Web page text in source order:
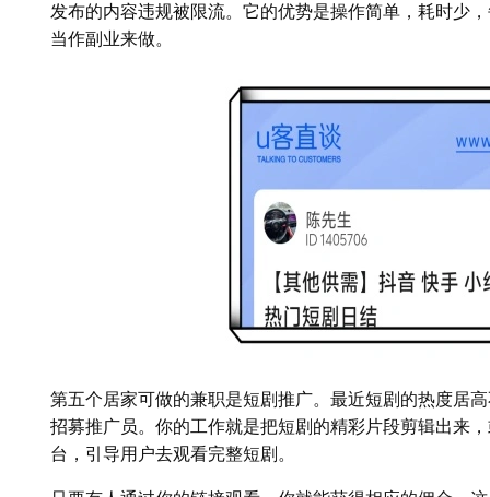
发布的内容违规被限流。它的优势是操作简单，耗时少
当作副业来做。
第五个居家可做的兼职是短剧推广。最近短剧的热度居
招募推广员。你的工作就是把短剧的精彩片段剪辑出来
台，引导用户去观看完整短剧。